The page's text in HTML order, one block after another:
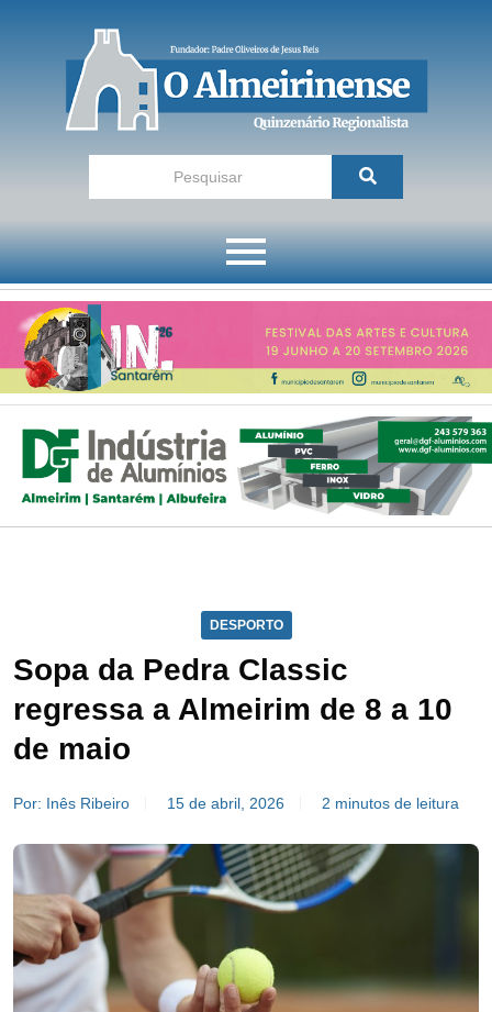
DESPORTO
Sopa da Pedra Classic
regressa a Almeirim de 8 a 10
de maio
Por: Inês Ribeiro 15 de abril, 2026 2 minutos de leitura